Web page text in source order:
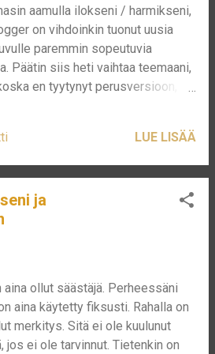
Jos myöhästyt bussista
tai näet kun bussi lähtee
niin sinusta tuntuu
kuin, että olisit myöhästynyt
Tässä ei loogisesti ole
että heidän olisi pitänyt tehdä
Sijoittajasta ei tunnu
aamulla ilokseni / harmikseni,
on vihdoinkin tuonut uusia
paremmin sopeutuvia
Päätin siis heti vaihtaa teemaani,
en tyytynyt perusversioon,
se ainakin 100 ongelmaa. Päivän
sivu on saattanut olla täysin
tilassa, pahoitteluni!
modaaminen ei vain oikein
itseltäni ainakaan ilman, että
jälkeen. Ja muutokset sitten
Mobiili/responsiivisen version
oli varsinkin haastavaa.
myös blogilistani katosi ja jouduin
LUE LISÄÄ
ja
aina ollut säästäjä. Perheessäni
aina käytetty fiksusti. Rahalla on
merkitys. Sitä ei ole kuulunut
jos ei ole tarvinnut. Tietenkin on